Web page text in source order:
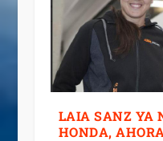
LAIA SANZ YA
HONDA,